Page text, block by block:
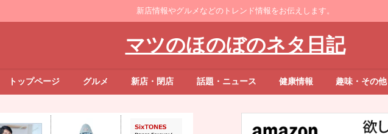
新店情報やグルメなどのトレンド情報をお伝えします。
マツのほのぼのネタ日記
トップページ グルメ 新店・閉店 話題・ニュース 健康情報 趣味・その他